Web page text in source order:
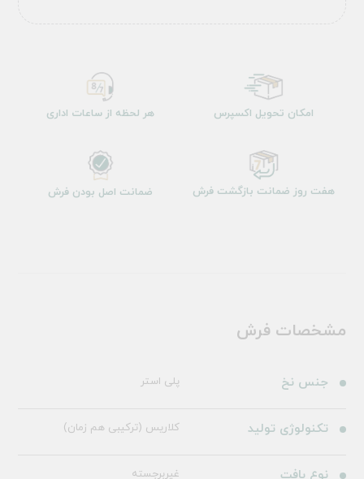
امکان تحویل اکسپرس هر لحظه از ساعات اداری
هفت روز ضمانت بازگشت فرش ضمانت اصل بودن فرش
مشخصات فرش
جنس نخ پلی استر
تکنولوژی تولید کلاریس (ترکیبی هم زمان)
نوع بافت غیربرجسته